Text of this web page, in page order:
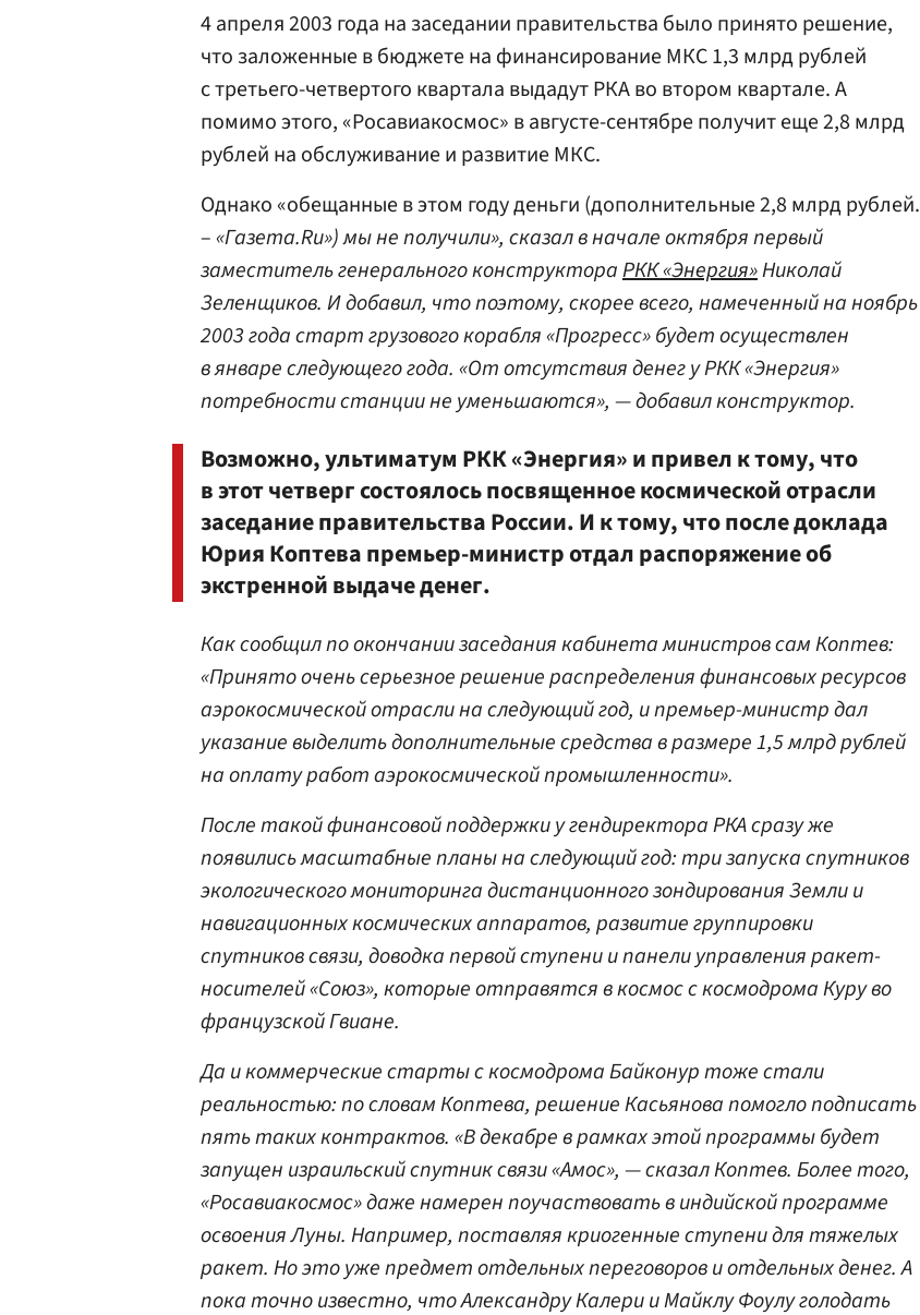
4 апреля 2003 года на заседании правительства было принято решение,
что заложенные в бюджете на финансирование МКС 1,3 млрд рублей
с третьего-четвертого квартала выдадут РКА во втором квартале. А
помимо этого, «Росавиакосмос» в августе-сентябре получит еще 2,8 млрд
рублей на обслуживание и развитие МКС.
Однако «обещанные в этом году деньги (дополнительные 2,8 млрд рублей.
–«Газета.Ru») мы не получили», сказал в начале октября первый
заместитель генерального конструктораРКК «Энергия»Николай
Зеленщиков. И добавил, что поэтому, скорее всего, намеченный на ноябрь
2003 года старт грузового корабля «Прогресс» будет осуществлен
в январе следующего года. «От отсутствия денег у РКК «Энергия»
потребности станции не уменьшаются», — добавил конструктор.
Возможно, ультиматум РКК «Энергия» и привел к тому, что
в этот четверг состоялось посвященное космической отрасли
заседание правительства России. И к тому, что после доклада
Юрия Коптева премьер-министр отдал распоряжение об
экстренной выдаче денег.
Как сообщил по окончании заседания кабинета министров сам Коптев:
«Принято очень серьезное решение распределения финансовых ресурсов
аэрокосмической отрасли на следующий год, и премьер-министр дал
указание выделить дополнительные средства в размере 1,5 млрд рублей
на оплату работ аэрокосмической промышленности».
После такой финансовой поддержки у гендиректора РКА сразу же
появились масштабные планы на следующий год: три запуска спутников
экологического мониторинга дистанционного зондирования Земли и
навигационных космических аппаратов, развитие группировки
спутников связи, доводка первой ступени и панели управления ракет-
носителей «Союз», которые отправятся в космос с космодрома Куру во
французской Гвиане.
Да и коммерческие старты с космодрома Байконур тоже стали
реальностью: по словам Коптева, решение Касьянова помогло подписать
пять таких контрактов. «В декабре в рамках этой программы будет
запущен израильский спутник связи «Амос», — сказал Коптев. Более того,
«Росавиакосмос» даже намерен поучаствовать в индийской программе
освоения Луны. Например, поставляя криогенные ступени для тяжелых
ракет. Но это уже предмет отдельных переговоров и отдельных денег. А
пока точно известно, что Александру Калери и Майклу Фоулу голодать